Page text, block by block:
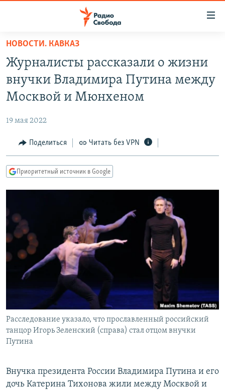
упрощенного
доступа
основному
Вернутся
Вернутся
ПОДКАСТЫ
АВТОРСКИЕ ПРОЕКТЫ
МНЕНИЯ
КУЛЬТУРА
КАВКАЗ.РЕАЛИИ
СИБИРЬ.РЕАЛИИ
РАСПИСАНИЕ ВЕЩАНИЯ
ПОДПИШИТЕСЬ НА РАССЫЛКУ
СОЦИАЛЬНЫЕ СЕТИ
НОВОСТИ. КАВКАЗ
Журналисты рассказали о жизни
внучки Владимира Путина между
Москвой и Мюнхеном
19 мая 2022
Поделиться Читать без VPN
Приоритетный источник в Google
Расследование указало, что прославленный российский
танцор Игорь Зеленский (справа) стал отцом внучки
Путина
Внучка президента России Владимира Путина и его
дочь Катерина Тихонова жили между Москвой и